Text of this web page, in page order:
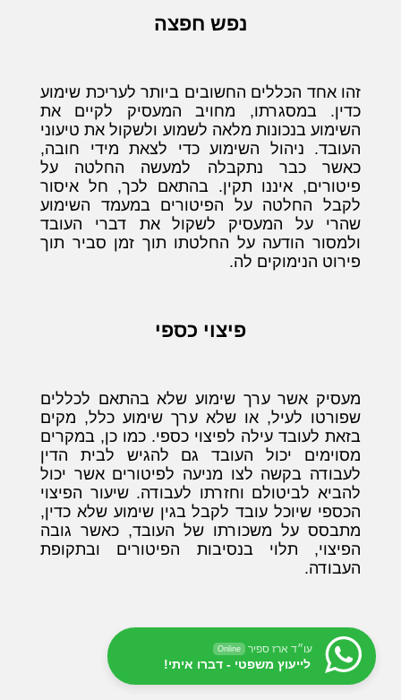
נפש חפצה
זהו אחד הכללים החשובים ביותר לעריכת שימוע
כדין. במסגרתו, מחויב המעסיק לקיים את
השימוע בנכונות מלאה לשמוע ולשקול את טיעוני
העובד. ניהול השימוע כדי לצאת מידי חובה,
כאשר כבר נתקבלה למעשה החלטה על
פיטורים, איננו תקין. בהתאם לכך, חל איסור
לקבל החלטה על הפיטורים במעמד השימוע
שהרי על המעסיק לשקול את דברי העובד
ולמסור הודעה על החלטתו תוך זמן סביר תוך
פירוט הנימוקים לה.
פיצוי כספי
מעסיק אשר ערך שימוע שלא בהתאם לכללים
שפורטו לעיל, או שלא ערך שימוע כלל, מקים
בזאת לעובד עילה לפיצוי כספי. כמו כן, במקרים
מסוימים יכול העובד גם להגיש לבית הדין
לעבודה בקשה לצו מניעה לפיטורים אשר יכול
להביא לביטולם וחזרתו לעבודה. שיעור הפיצוי
הכספי שיוכל עובד לקבל בגין שימוע שלא כדין,
מתבסס על משכורתו של העובד, כאשר גובה
הפיצוי, תלוי בנסיבות הפיטורים ובתקופת
העבודה.
עו״ד ארז ספיר Online
לייעוץ משפטי - דברו איתי!